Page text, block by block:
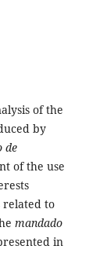
of the
by
de
of the use
related to
mandado
in